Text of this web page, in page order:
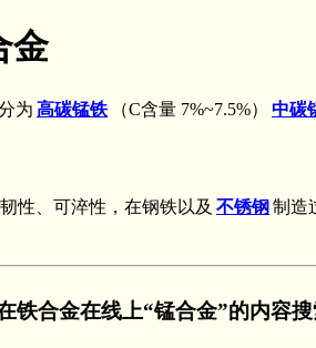
金
为 高碳锰铁 （C含量 7%~7.5%） 中碳
性、可淬性，在钢铁以及 不锈钢 制造
铁合金在线上“锰合金”的内容